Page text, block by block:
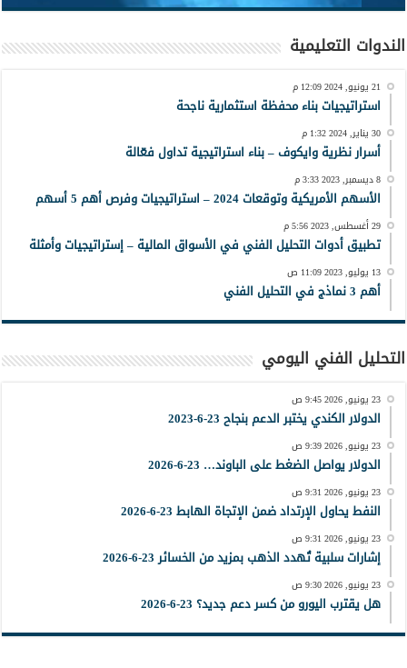
الندوات التعليمية
21 يونيو, 2024 12:09 م
استراتيجيات بناء محفظة استثمارية ناجحة
30 يناير, 2024 1:32 م
أسرار نظرية وايكوف – بناء استراتيجية تداول فعّالة
8 ديسمبر, 2023 3:33 م
الأسهم الأمريكية وتوقعات 2024 – استراتيجيات وفرص أهم 5 أسهم
29 أغسطس, 2023 5:56 م
تطبيق أدوات التحليل الفني في الأسواق المالية – إستراتيجيات وأمثلة
13 يوليو, 2023 11:09 ص
أهم 3 نماذج في التحليل الفني
التحليل الفني اليومي
23 يونيو, 2026 9:45 ص
الدولار الكندي يختبر الدعم بنجاح 23-6-2023
23 يونيو, 2026 9:39 ص
الدولار يواصل الضغط على الباوند… 23-6-2026
23 يونيو, 2026 9:31 ص
النفط يحاول الإرتداد ضمن الإتجاة الهابط 23-6-2026
23 يونيو, 2026 9:31 ص
إشارات سلبية تُهدد الذهب بمزيد من الخسائر 23-6-2026
23 يونيو, 2026 9:30 ص
هل يقترب اليورو من كسر دعم جديد؟ 23-6-2026